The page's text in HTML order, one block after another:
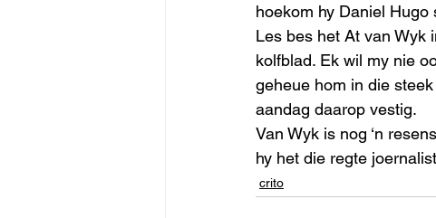
hoekom hy Daniel Hugo
Les bes het At van Wyk
kolfblad. Ek wil my nie
geheue hom in die
aandag daarop vestig.
Van Wyk is nog ‘n
hy het die regte
crito